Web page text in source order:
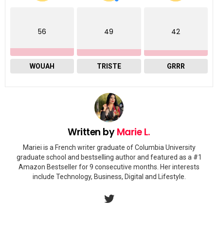
56
WOUAH
49
TRISTE
42
GRRR
Written byMarie L.
Mariei is a French writer graduate of Columbia University
graduate school and bestselling author and featured as a #1
Amazon Bestseller for 9 consecutive months. Her interests
include Technology, Business, Digital and Lifestyle.